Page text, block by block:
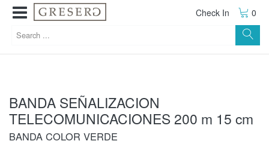
Check In 0
BANDA SEÑALIZACION
TELECOMUNICACIONES 200 m 15 cm
BANDA COLOR VERDE